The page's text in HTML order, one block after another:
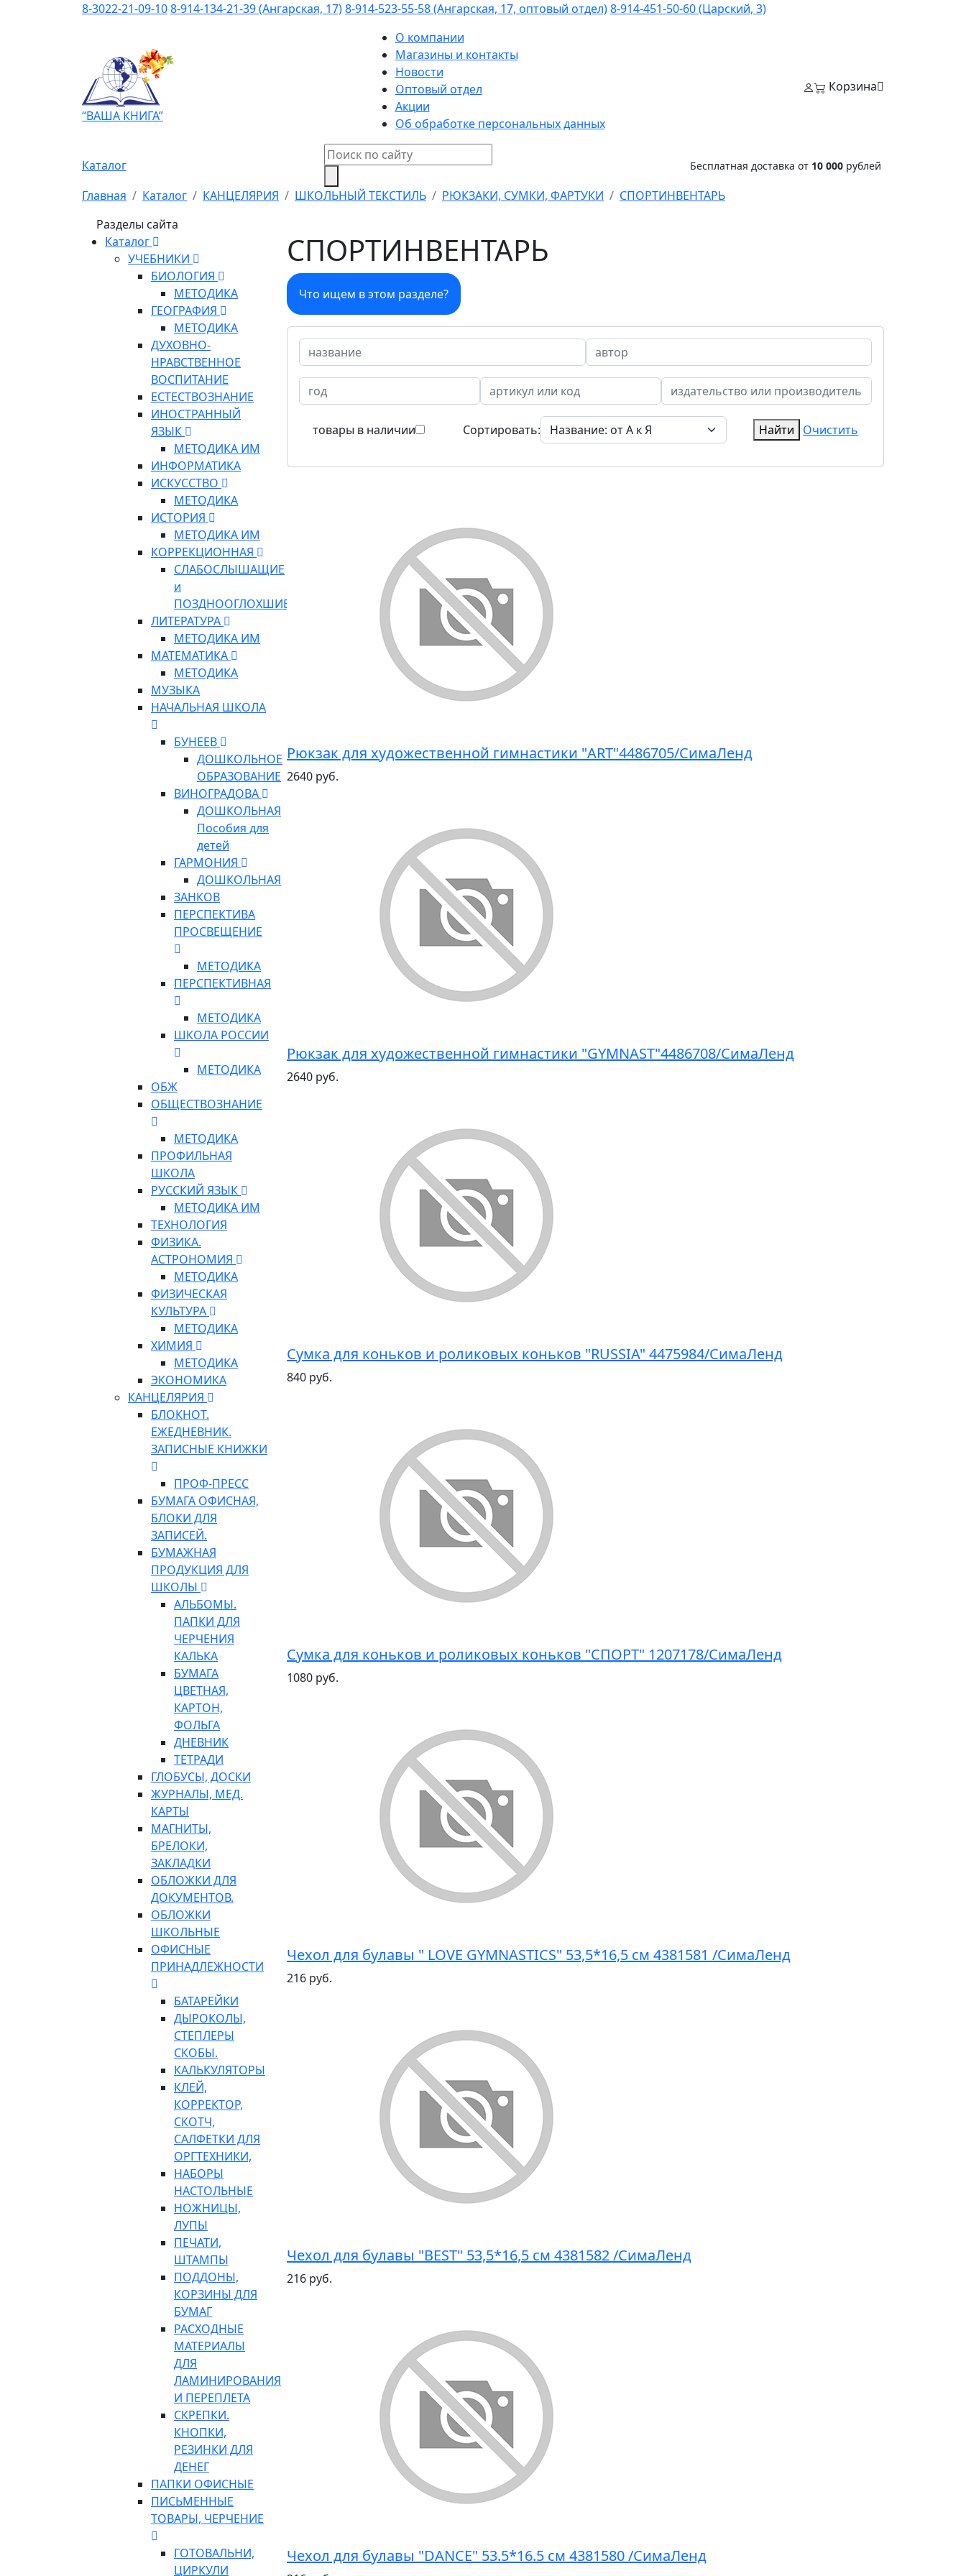
8-3022-21-09-108-914-134-21-39 (Ангарская, 17)8-914-523-55-58 (Ангарская, 17, оптовый отдел)8-914-451-50-60 (Царский, 3)
“ВАША КНИГА”
О компании
Магазины и контакты
Новости
Оптовый отдел
Акции
Об обработке персональных данных
Корзина
Каталог Бесплатная доставка от 10 000 рублей
Главная Каталог КАНЦЕЛЯРИЯ ШКОЛЬНЫЙ ТЕКСТИЛЬ РЮКЗАКИ, СУМКИ, ФАРТУКИ СПОРТИНВЕНТАРЬ
СПОРТИНВЕНТАРЬ
Что ищем в этом разделе?
товары в наличии Сортировать: Найти Очистить
Рюкзак для художественной гимнастики "ART"4486705/СимаЛенд
2640 руб.
Рюкзак для художественной гимнастики "GYMNAST"4486708/СимаЛенд
2640 руб.
Сумка для коньков и роликовых коньков "RUSSIA" 4475984/СимаЛенд
840 руб.
Сумка для коньков и роликовых коньков "СПОРТ" 1207178/СимаЛенд
1080 руб.
Чехол для булавы " LOVE GYMNASTICS" 53,5*16,5 см 4381581 /СимаЛенд
216 руб.
Чехол для булавы "BEST" 53,5*16,5 см 4381582 /СимаЛенд
216 руб.
Чехол для булавы "DANCE" 53.5*16.5 см 4381580 /СимаЛенд
Разделы сайта
Каталог
УЧЕБНИКИ
БИОЛОГИЯ
МЕТОДИКА
ГЕОГРАФИЯ
МЕТОДИКА
ДУХОВНО-
НРАВСТВЕННОЕ
ВОСПИТАНИЕ
ЕСТЕСТВОЗНАНИЕ
ИНОСТРАННЫЙ
ЯЗЫК
МЕТОДИКА ИМ
ИНФОРМАТИКА
ИСКУССТВО
МЕТОДИКА
ИСТОРИЯ
МЕТОДИКА ИМ
КОРРЕКЦИОННАЯ
СЛАБОСЛЫШАЩИЕ
и
ПОЗДНООГЛОХШИЕ
ЛИТЕРАТУРА
МЕТОДИКА ИМ
МАТЕМАТИКА
МЕТОДИКА
МУЗЫКА
НАЧАЛЬНАЯ ШКОЛА
БУНЕЕВ
ДОШКОЛЬНОЕ
ОБРАЗОВАНИЕ
ВИНОГРАДОВА
ДОШКОЛЬНАЯ
Пособия для
детей
ГАРМОНИЯ
ДОШКОЛЬНАЯ
ЗАНКОВ
ПЕРСПЕКТИВА
ПРОСВЕЩЕНИЕ
МЕТОДИКА
ПЕРСПЕКТИВНАЯ
МЕТОДИКА
ШКОЛА РОССИИ
МЕТОДИКА
ОБЖ
ОБЩЕСТВОЗНАНИЕ
МЕТОДИКА
ПРОФИЛЬНАЯ
ШКОЛА
РУССКИЙ ЯЗЫК
МЕТОДИКА ИМ
ТЕХНОЛОГИЯ
ФИЗИКА.
АСТРОНОМИЯ
МЕТОДИКА
ФИЗИЧЕСКАЯ
КУЛЬТУРА
МЕТОДИКА
ХИМИЯ
МЕТОДИКА
ЭКОНОМИКА
КАНЦЕЛЯРИЯ
БЛОКНОТ.
ЕЖЕДНЕВНИК.
ЗАПИСНЫЕ КНИЖКИ
ПРОФ-ПРЕСС
БУМАГА ОФИСНАЯ,
БЛОКИ ДЛЯ
ЗАПИСЕЙ.
БУМАЖНАЯ
ПРОДУКЦИЯ ДЛЯ
ШКОЛЫ
АЛЬБОМЫ.
ПАПКИ ДЛЯ
ЧЕРЧЕНИЯ
КАЛЬКА
БУМАГА
ЦВЕТНАЯ,
КАРТОН,
ФОЛЬГА
ДНЕВНИК
ТЕТРАДИ
ГЛОБУСЫ, ДОСКИ
ЖУРНАЛЫ, МЕД.
КАРТЫ
МАГНИТЫ,
БРЕЛОКИ,
ЗАКЛАДКИ
ОБЛОЖКИ ДЛЯ
ДОКУМЕНТОВ.
ОБЛОЖКИ
ШКОЛЬНЫЕ
ОФИСНЫЕ
ПРИНАДЛЕЖНОСТИ
БАТАРЕЙКИ
ДЫРОКОЛЫ,
СТЕПЛЕРЫ
СКОБЫ.
КАЛЬКУЛЯТОРЫ
КЛЕЙ,
КОРРЕКТОР,
СКОТЧ,
САЛФЕТКИ ДЛЯ
ОРГТЕХНИКИ,
НАБОРЫ
НАСТОЛЬНЫЕ
НОЖНИЦЫ,
ЛУПЫ
ПЕЧАТИ,
ШТАМПЫ
ПОДДОНЫ,
КОРЗИНЫ ДЛЯ
БУМАГ
РАСХОДНЫЕ
МАТЕРИАЛЫ
ДЛЯ
ЛАМИНИРОВАНИЯ
И ПЕРЕПЛЕТА
СКРЕПКИ.
КНОПКИ,
РЕЗИНКИ ДЛЯ
ДЕНЕГ
ПАПКИ ОФИСНЫЕ
ПИСЬМЕННЫЕ
ТОВАРЫ, ЧЕРЧЕНИЕ
ГОТОВАЛЬНИ,
ЦИРКУЛИ